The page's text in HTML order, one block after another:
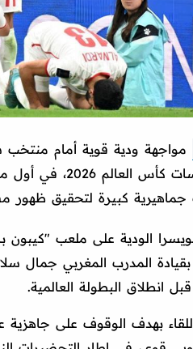
مواجهة ودية قوية أمام منتخب
استعدادًا لخوض
جماهيرية كبيرة لتحقيق ظهور
الودية على ملعب
بقيادة المدرب المغربي جمال
قبل انطلاق البطولة العالمية.
بهدف الوقوف على